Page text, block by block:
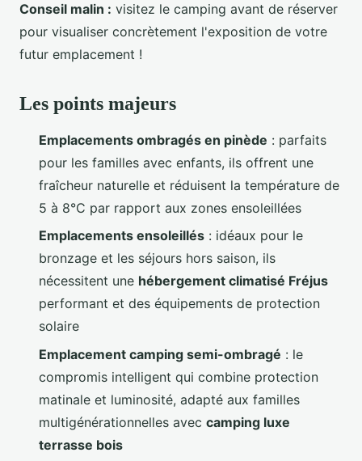
Conseil malin : visitez le camping avant de réserver
pour visualiser concrètement l'exposition de votre
futur emplacement !
Les points majeurs
Emplacements ombragés en pinède : parfaits
pour les familles avec enfants, ils offrent une
fraîcheur naturelle et réduisent la température de
5 à 8°C par rapport aux zones ensoleillées
Emplacements ensoleillés : idéaux pour le
bronzage et les séjours hors saison, ils
nécessitent une hébergement climatisé Fréjus
performant et des équipements de protection
solaire
Emplacement camping semi-ombragé : le
compromis intelligent qui combine protection
matinale et luminosité, adapté aux familles
multigénérationnelles avec camping luxe
terrasse bois